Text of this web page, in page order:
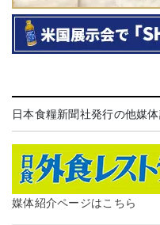
日本食糧新聞社発行の他媒
媒体紹介ページはこちら